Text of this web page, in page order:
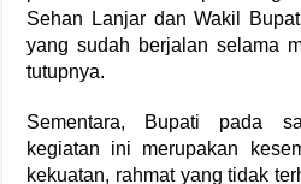
Sehan Lanjar dan Wakil
yang sudah berjalan selama
tutupnya.
Sementara, Bupati pada
kegiatan ini merupakan
kekuatan, rahmat yang tidak